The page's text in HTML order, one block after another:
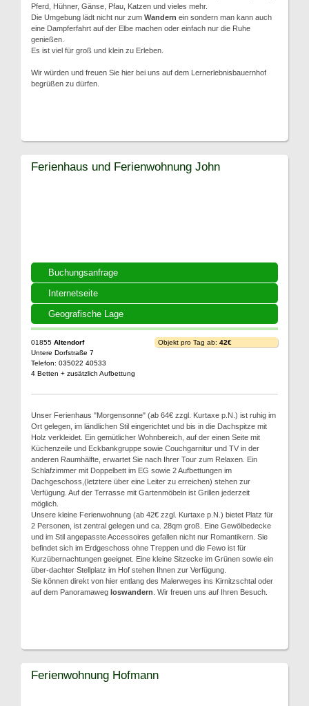
Pferd, Hühner, Gänse, Pfau, Katzen und vieles mehr.
Die Umgebung lädt nicht nur zum Wandern ein sondern man kann auch
eine Dampferfahrt auf der Elbe machen oder einfach nur die Ruhe
genießen.
Es ist viel für groß und klein zu Erleben.
Wir würden und freuen Sie hier bei uns auf dem Lernerlebnisbauernhof
begrüßen zu dürfen.
Buchungsanfrage
Internetseite
Geografische Lage
Ferienhaus und Ferienwohnung John
01855 Altendorf
Untere Dorfstraße 7
Telefon: 035022 40533
4 Betten + zusätzlich Aufbettung
Objekt pro Tag ab: 42€
Unser Ferienhaus "Morgensonne" (ab 64€ zzgl. Kurtaxe p.N.) ist ruhig im
Ort gelegen, im ländlichen Stil eingerichtet und bis in die Dachspitze mit
Holz verkleidet. Ein gemütlicher Wohnbereich, auf der einen Seite mit
Küchenzeile und Eckbankgruppe sowie Couchgarnitur und TV in der
anderen Raumhälfte, erwartet Sie nach Ihrer Tour zum Relaxen. Ein
Schlafzimmer mit Doppelbett im EG sowie 2 Aufbettungen im
Dachgeschoss,(letztere über eine Leiter zu erreichen) stehen zur
Verfügung. Auf der Terrasse mit Gartenmöbeln ist Grillen jederzeit
möglich.
Unsere kleine Ferienwohnung (ab 42€ zzgl. Kurtaxe p.N.) bietet Platz für
2 Personen, ist zentral gelegen und ca. 28qm groß. Eine Gewölbedecke
und im Stil angepasste Accessoires gefallen nicht nur Romantikern. Sie
befindet sich im Erdgeschoss ohne Treppen und die Fewo ist für
Kurzübernachtungen geeignet. Eine kleine Sitzecke im Grünen sowie ein
über-dachter Stellplatz im Hof stehen Ihnen zur Verfügung.
Sie können direkt von hier entlang des Malerweges ins Kirnitzschtal oder
auf dem Panoramaweg loswandern . Wir freuen uns auf Ihren Besuch.
Ferienwohnung Hofmann